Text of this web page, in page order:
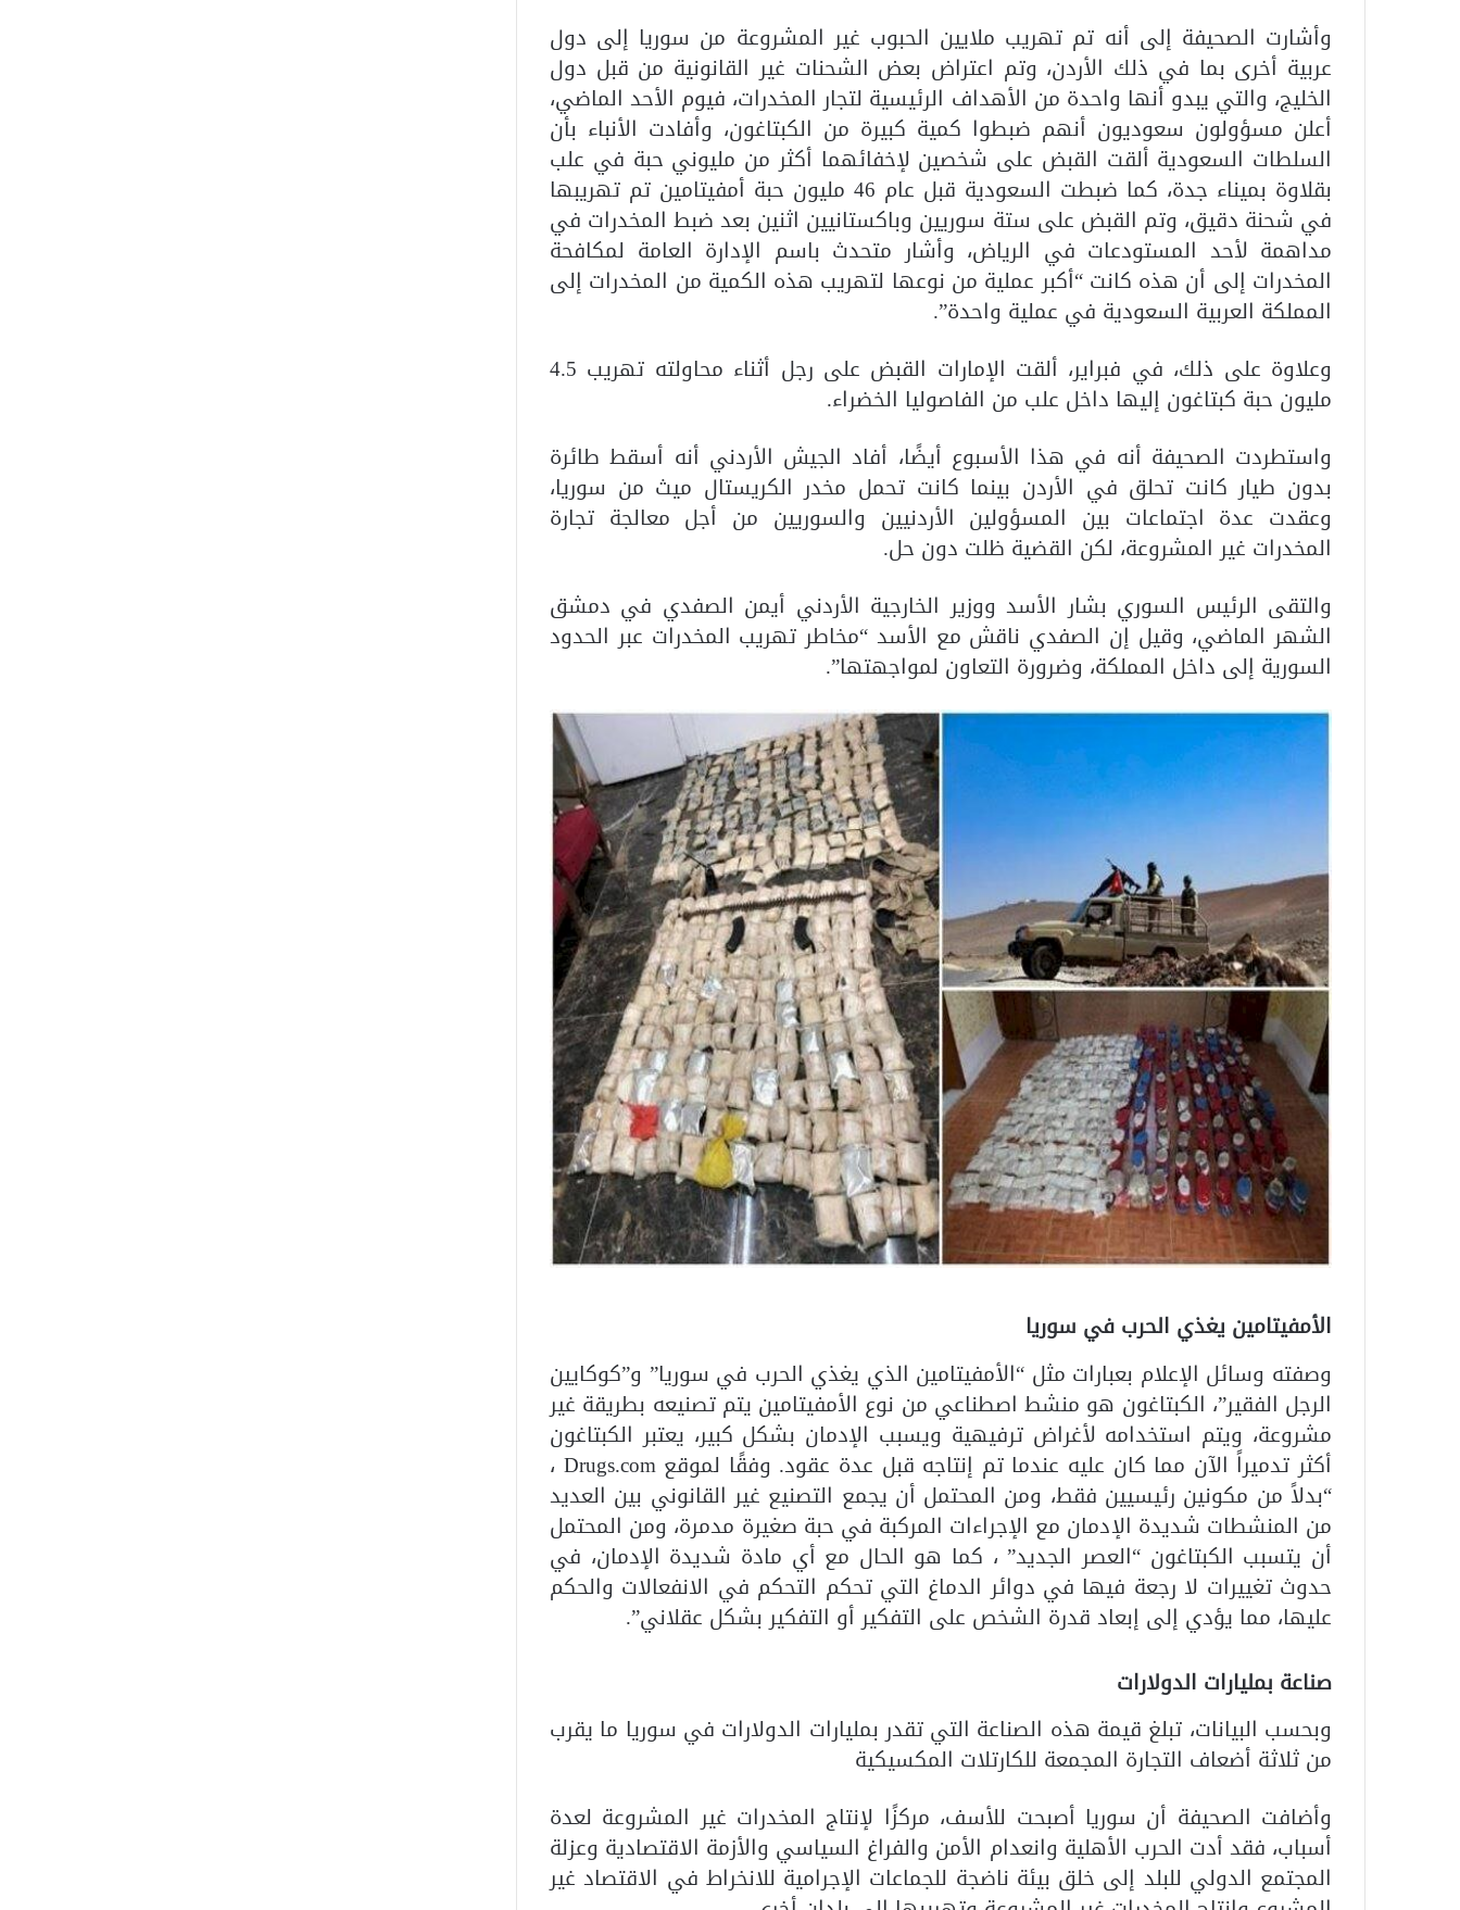
وأشارت الصحيفة إلى أنه تم تهريب ملايين الحبوب غير المشروعة من سوريا إلى دول
عربية أخرى بما في ذلك الأردن، وتم اعتراض بعض الشحنات غير القانونية من قبل دول
الخليج، والتي يبدو أنها واحدة من الأهداف الرئيسية لتجار المخدرات، فيوم الأحد الماضي،
أعلن مسؤولون سعوديون أنهم ضبطوا كمية كبيرة من الكبتاغون، وأفادت الأنباء بأن
السلطات السعودية ألقت القبض على شخصين لإخفائهما أكثر من مليوني حبة في علب
بقلاوة بميناء جدة، كما ضبطت السعودية قبل عام 46 مليون حبة أمفيتامين تم تهريبها
في شحنة دقيق، وتم القبض على ستة سوريين وباكستانيين اثنين بعد ضبط المخدرات في
مداهمة لأحد المستودعات في الرياض، وأشار متحدث باسم الإدارة العامة لمكافحة
المخدرات إلى أن هذه كانت “أكبر عملية من نوعها لتهريب هذه الكمية من المخدرات إلى
المملكة العربية السعودية في عملية واحدة”.
وعلاوة على ذلك، في فبراير، ألقت الإمارات القبض على رجل أثناء محاولته تهريب 4.5
مليون حبة كبتاغون إليها داخل علب من الفاصوليا الخضراء.
واستطردت الصحيفة أنه في هذا الأسبوع أيضًا، أفاد الجيش الأردني أنه أسقط طائرة
بدون طيار كانت تحلق في الأردن بينما كانت تحمل مخدر الكريستال ميث من سوريا،
وعقدت عدة اجتماعات بين المسؤولين الأردنيين والسوريين من أجل معالجة تجارة
المخدرات غير المشروعة، لكن القضية ظلت دون حل.
والتقى الرئيس السوري بشار الأسد ووزير الخارجية الأردني أيمن الصفدي في دمشق
الشهر الماضي، وقيل إن الصفدي ناقش مع الأسد “مخاطر تهريب المخدرات عبر الحدود
السورية إلى داخل المملكة، وضرورة التعاون لمواجهتها”.
الأمفيتامين يغذي الحرب في سوريا
وصفته وسائل الإعلام بعبارات مثل “الأمفيتامين الذي يغذي الحرب في سوريا” و”كوكايين
الرجل الفقير”، الكبتاغون هو منشط اصطناعي من نوع الأمفيتامين يتم تصنيعه بطريقة غير
مشروعة، ويتم استخدامه لأغراض ترفيهية ويسبب الإدمان بشكل كبير، يعتبر الكبتاغون
أكثر تدميراً الآن مما كان عليه عندما تم إنتاجه قبل عدة عقود. وفقًا لموقع Drugs.com ،
“بدلاً من مكونين رئيسيين فقط، ومن المحتمل أن يجمع التصنيع غير القانوني بين العديد
من المنشطات شديدة الإدمان مع الإجراءات المركبة في حبة صغيرة مدمرة، ومن المحتمل
أن يتسبب الكبتاغون “العصر الجديد” ، كما هو الحال مع أي مادة شديدة الإدمان، في
حدوث تغييرات لا رجعة فيها في دوائر الدماغ التي تحكم التحكم في الانفعالات والحكم
عليها، مما يؤدي إلى إبعاد قدرة الشخص على التفكير أو التفكير بشكل عقلاني”.
صناعة بمليارات الدولارات
وبحسب البيانات، تبلغ قيمة هذه الصناعة التي تقدر بمليارات الدولارات في سوريا ما يقرب
من ثلاثة أضعاف التجارة المجمعة للكارتلات المكسيكية
وأضافت الصحيفة أن سوريا أصبحت للأسف، مركزًا لإنتاج المخدرات غير المشروعة لعدة
أسباب، فقد أدت الحرب الأهلية وانعدام الأمن والفراغ السياسي والأزمة الاقتصادية وعزلة
المجتمع الدولي للبلد إلى خلق بيئة ناضجة للجماعات الإجرامية للانخراط في الاقتصاد غير